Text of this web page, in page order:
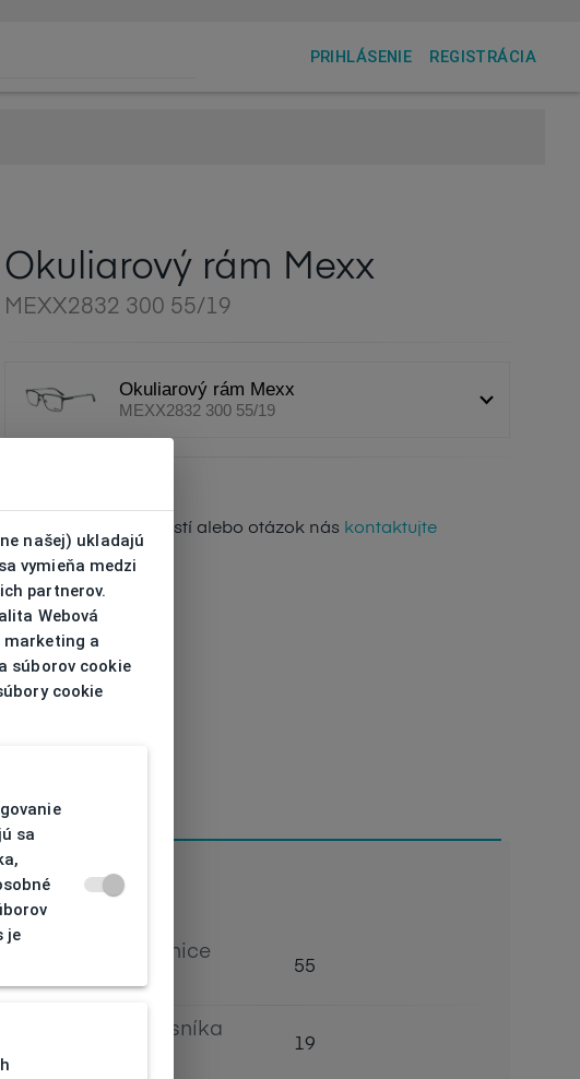
PRIHLÁSENIE REGISTRÁCIA
Okuliarový rám Mexx
MEXX2832 300 55/19
Okuliarový rám Mexx
MEXX2832 300 55/19
V prípade nejasností alebo otázok nás kontaktujte
Šírka očnice
55
Šírka nosníka
19
našej) ukladajú
vymieňa medzi
partnerov.
Webová
a
súborov cookie
cookie
sa
je